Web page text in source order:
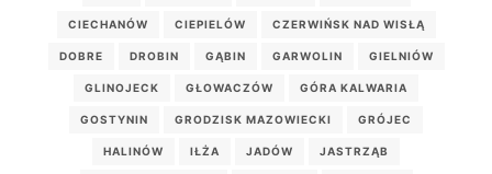
CIECHANÓW CIEPIELÓW CZERWIŃSK NAD WISŁĄ
DOBRE DROBIN GĄBIN GARWOLIN GIELNIÓW
GLINOJECK GŁOWACZÓW GÓRA KALWARIA
GOSTYNIN GRODZISK MAZOWIECKI GRÓJEC
HALINÓW IŁŻA JADÓW JASTRZĄB